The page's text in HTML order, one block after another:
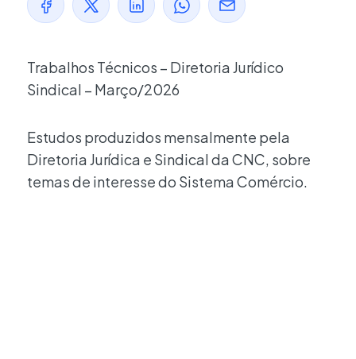
Trabalhos Técnicos – Diretoria Jurídico
Sindical – Março/2026
Estudos produzidos mensalmente pela
Diretoria Jurídica e Sindical da CNC, sobre
temas de interesse do Sistema Comércio.